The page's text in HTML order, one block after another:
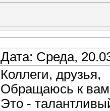
Дата: Среда,
Коллеги, друзья,
Обращаюсь к вам
Это -